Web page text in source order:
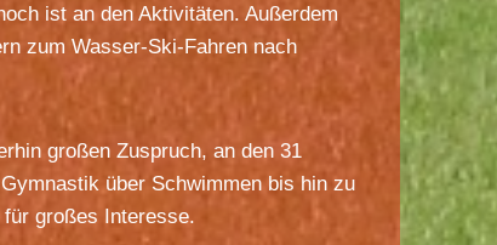
ist an den Aktivitäten. Außerdem
zum Wasser-Ski-Fahren nach
großen Zuspruch, an den 31
über Schwimmen bis hin zu
großes Interesse.